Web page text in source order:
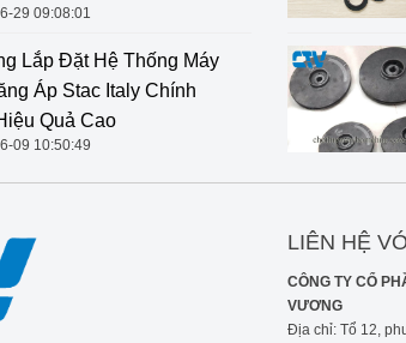
29 09:08:01
Lắp Đặt Hệ Thống Máy
Áp Stac Italy Chính
Quả Cao
09 10:50:49
LIÊN HỆ
CÔNG TY CỔ
VƯƠNG
Địa chỉ: Tổ 12,